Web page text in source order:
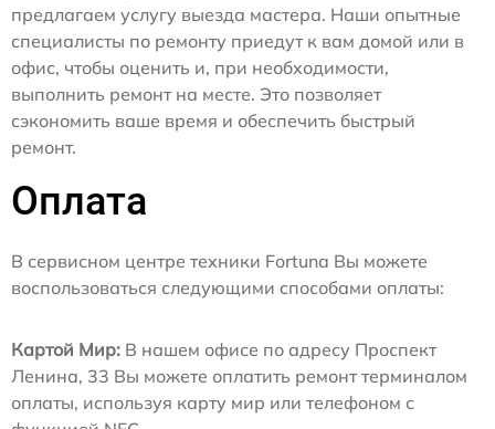
предлагаем услугу выезда мастера. Наши опытные
специалисты по ремонту приедут к вам домой или в
офис, чтобы оценить и, при необходимости,
выполнить ремонт на месте. Это позволяет
сэкономить ваше время и обеспечить быстрый
ремонт.
Оплата
В сервисном центре техники Fortuna Вы можете
воспользоваться следующими способами оплаты:
Картой Мир: В нашем офисе по адресу Проспект
Ленина, 33 Вы можете оплатить ремонт терминалом
оплаты, используя карту мир или телефоном с